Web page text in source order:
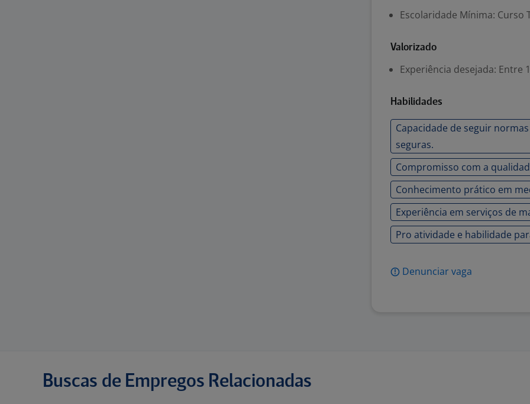
Escolaridade Mínima: Curso
Valorizado
Experiência desejada: Entre
Habilidades
Capacidade de seguir
seguras.
Compromisso com a
Conhecimento prático em
Experiência em serviços de
Pro atividade e habilidade
Denunciar vaga
Buscas de Empregos Relacionadas